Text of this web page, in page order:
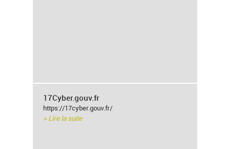
17Cyber.gouv.fr
https://17cyber.gouv.fr/
> Lire la suite